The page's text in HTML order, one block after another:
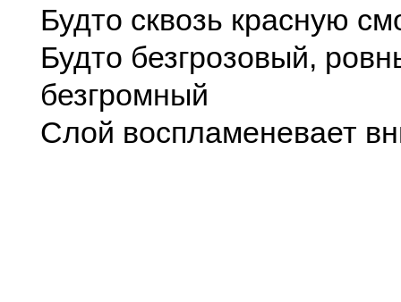
Будто сквозь красную
Будто безгрозовый,
безгромный
Слой воспламеневает